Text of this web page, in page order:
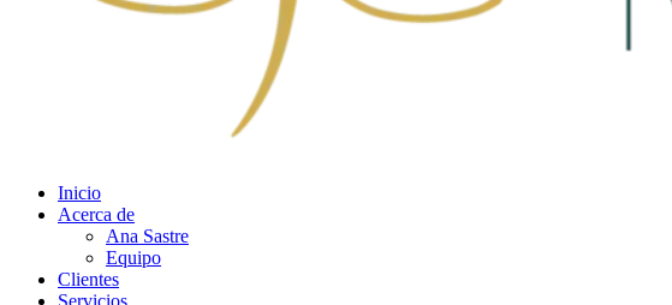
Inicio
Acerca de
Ana Sastre
Equipo
Clientes
Servicios